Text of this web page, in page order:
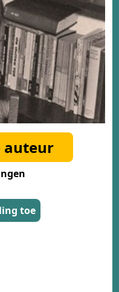
auteur
toe